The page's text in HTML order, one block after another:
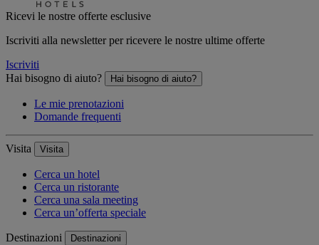
Ricevi le nostre offerte esclusive
Iscriviti alla newsletter per ricevere le nostre ultime offerte
Iscriviti
Hai bisogno di aiuto?
Hai bisogno di aiuto?
Le mie prenotazioni
Domande frequenti
Visita Visita
Cerca un hotel
Cerca un ristorante
Cerca una sala meeting
Cerca un’offerta speciale
Destinazioni Destinazioni